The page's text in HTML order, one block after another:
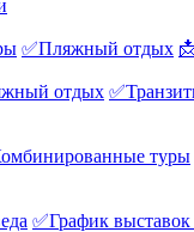
✅Пляжный отдых
отдых
туры
✅График